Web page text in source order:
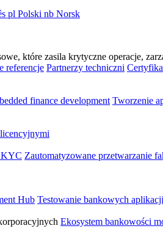
pl Polski nb Norsk
które zasila krytyczne operacje,
referencje Partnerzy techniczni
finance development Tworzenie
KYC Zautomatyzowane przetwarzanie
Hub Testowanie bankowych
Ekosystem bankowości